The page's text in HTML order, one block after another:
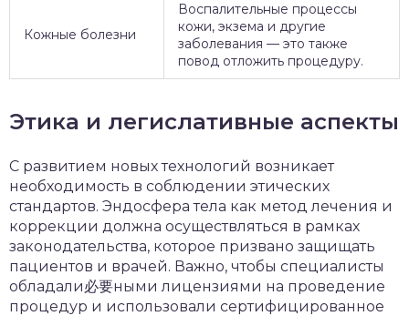
Кожные болезни
Воспалительные процессы
кожи, экзема и другие
заболевания — это также
повод отложить процедуру.
Этика и легислативные аспекты
С развитием новых технологий возникает
необходимость в соблюдении этических
стандартов. Эндосфера тела как метод лечения и
коррекции должна осуществляться в рамках
законодательства, которое призвано защищать
пациентов и врачей. Важно, чтобы специалисты
обладали必要ными лицензиями на проведение
процедур и использовали сертифицированное